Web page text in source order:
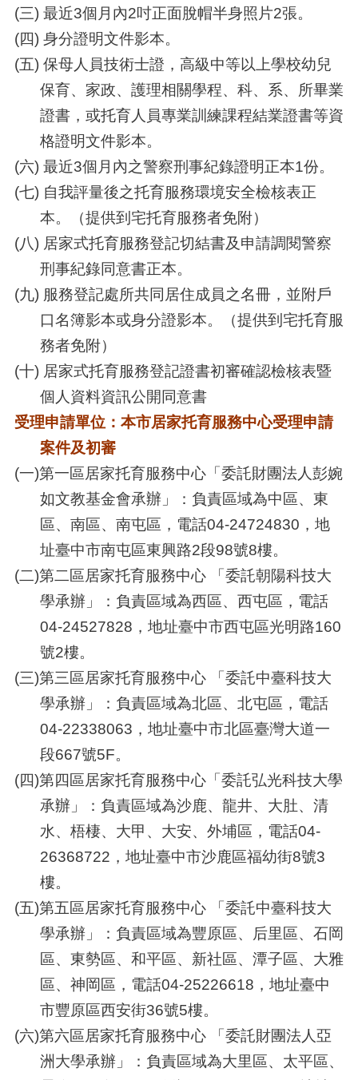
(三) 最近3個月內2吋正面脫帽半身照片2張。
(四) 身分證明文件影本。
(五) 保母人員技術士證，高級中等以上學校幼兒
保育、家政、護理相關學程、科、系、所畢業
證書，或托育人員專業訓練課程結業證書等資
格證明文件影本。
(六) 最近3個月內之警察刑事紀錄證明正本1份。
(七) 自我評量後之托育服務環境安全檢核表正
本。（提供到宅托育服務者免附）
(八) 居家式托育服務登記切結書及申請調閱警察
刑事紀錄同意書正本。
(九) 服務登記處所共同居住成員之名冊，並附戶
口名簿影本或身分證影本。（提供到宅托育服
務者免附）
(十) 居家式托育服務登記證書初審確認檢核表暨
個人資料資訊公開同意書
受理申請單位：本市居家托育服務中心受理申請
案件及初審
(一)第一區居家托育服務中心「委託財團法人彭婉
如文教基金會承辦」：負責區域為中區、東
區、南區、南屯區，電話04-24724830，地
址臺中市南屯區東興路2段98號8樓。
(二)第二區居家托育服務中心 「委託朝陽科技大
學承辦」： 負責區域為西區、西屯區，電話
04-24527828 ，地址臺中市西屯區光明路160
號2樓。
(三)第三區居家托育服務中心
「委託中臺科技大
學承辦」 ： 負責區域為北區、北屯區，電話
04-22338063 ，地址臺中市北區臺灣大道一
段667號5F。
(四)第四區居家托育服務中心「委託弘光科技大學
承辦」：負責區域為沙鹿、龍井、大肚、清
水、梧棲、大甲、大安、外埔區，電話04-
26368722，地址臺中市沙鹿區福幼街8號3
樓。
(五)第五區居家托育服務中心 「委託中臺科技大
學承辦」： 負責區域為豐原區、后里區、石岡
區、東勢區、和平區、新社區、潭子區、大雅
區、神岡區，電話04-25226618，地址臺中
市豐原區西安街36號5樓。
(六)第六區居家托育服務中心 「委託財團法人亞
洲大學承辦」 ： 負責區域為大里區、太平區、